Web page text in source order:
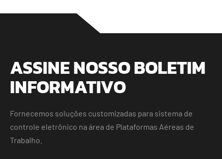
ASSINE NOSSO BOLETIM
INFORMATIVO
Fornecemos soluções customizadas para sistema de
controle eletrônico na área de Plataformas Aéreas de
Trabalho.